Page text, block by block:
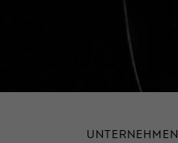
UNTERNEHMEN